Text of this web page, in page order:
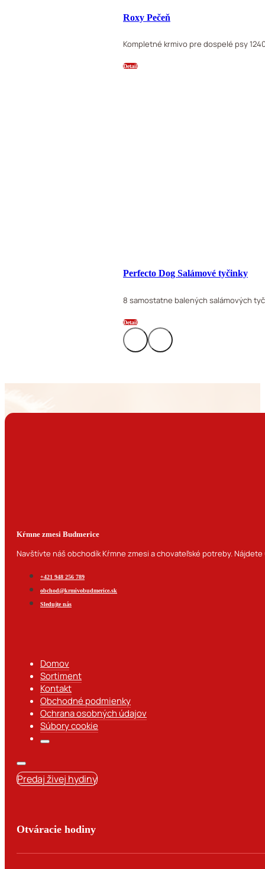
Roxy Pečeň
Kompletné krmivo pre dospelé psy
Detail
Perfecto Dog Salámové tyčinky
8 samostatne balených salámových
Detail
Kŕmne zmesi Budmerice
Navštívte náš obchodík Kŕmne zmesi a chovateľské potreby.
+421 948 256 789
obchod@krmivobudmerice.sk
Sledujte nás
Domov
Sortiment
Kontakt
Obchodné podmienky
Ochrana osobných údajov
Súbory cookie
Predaj živej hydiny
Otváracie hodiny